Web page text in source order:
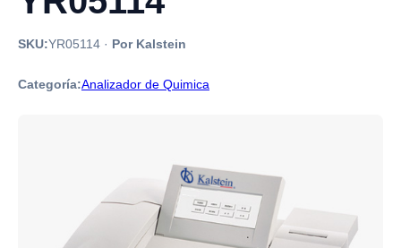
SKU:YR05114 · Por Kalstein
Categoría:Analizador de Quimica